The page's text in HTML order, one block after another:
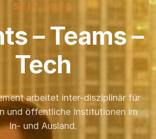
SEIT 1972
– Teams –
Tech
arbeitet inter-disziplinär für
und öffentliche Institutionen im
In- und Ausland.